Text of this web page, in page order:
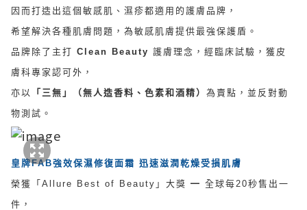
因而打造出這個敏感肌、濕疹都適用的護膚品牌，
希望解決各種肌膚問題，為敏感肌膚提供最強保護盾。
品牌除了主打 Clean Beauty 護膚理念，經臨床試驗，獲皮
膚科專家認可外，
亦以
「三無」（無人造香料、色素和酒精） 為賣點，並反對動
物測試。
皇牌FAB強效保濕修復面霜 迅速滋潤乾燥受損肌膚
榮獲「Allure Best of Beauty」大獎 ━ 全球每20秒售出一
件，